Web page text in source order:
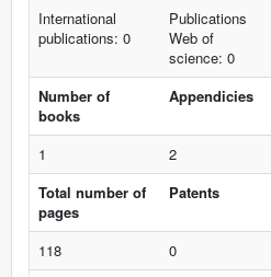
International
publications: 0
Publications
Web of
science: 0
Number of
books
Appendicies
1 2
Total number of
pages
Patents
118 0